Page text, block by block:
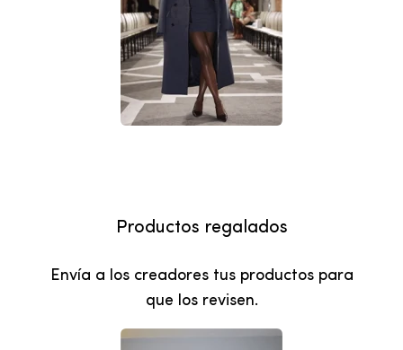
Productos regalados
Envía a los creadores tus productos para
que los revisen.